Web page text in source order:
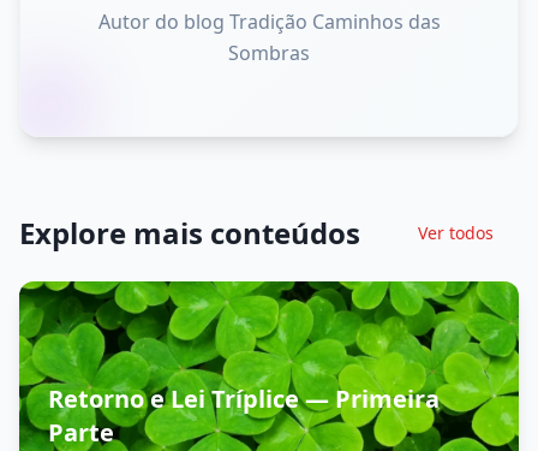
Autor do blog Tradição Caminhos das
Sombras
Explore mais conteúdos Ver todos
Retorno e Lei Tríplice ― Primeira
Parte